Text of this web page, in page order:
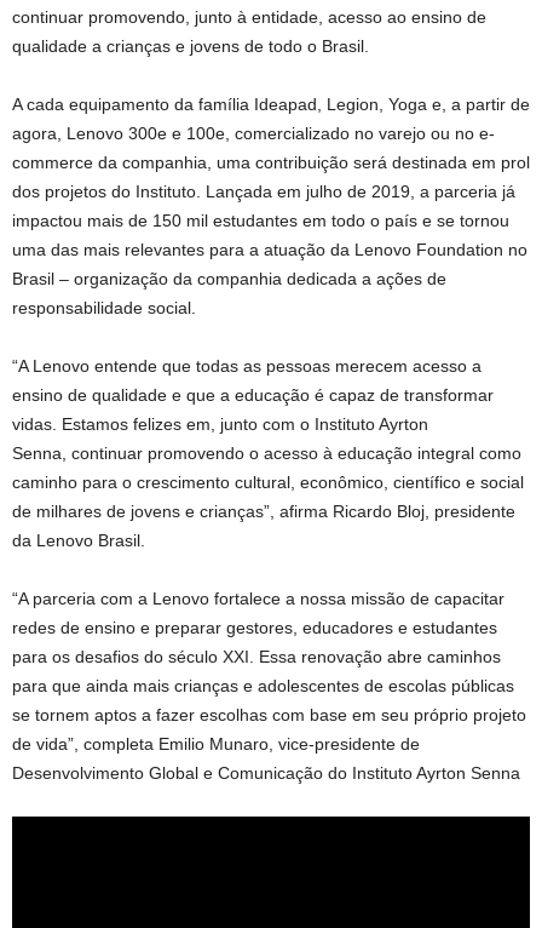
continuar promovendo, junto à entidade, acesso ao ensino de
qualidade a crianças e jovens de todo o Brasil.
A cada equipamento da família Ideapad, Legion, Yoga e, a partir de
agora, Lenovo 300e e 100e, comercializado no varejo ou no e-
commerce da companhia, uma contribuição será destinada em prol
dos projetos do Instituto. Lançada em julho de 2019, a parceria já
impactou mais de 150 mil estudantes em todo o país e se tornou
uma das mais relevantes para a atuação da Lenovo Foundation no
Brasil – organização da companhia dedicada a ações de
responsabilidade social.
“A Lenovo entende que todas as pessoas merecem acesso a
ensino de qualidade e que a educação é capaz de transformar
vidas. Estamos felizes em, junto com o Instituto Ayrton
Senna, continuar promovendo o acesso à educação integral como
caminho para o crescimento cultural, econômico, científico e social
de milhares de jovens e crianças”, afirma Ricardo Bloj, presidente
da Lenovo Brasil.
“A parceria com a Lenovo fortalece a nossa missão de capacitar
redes de ensino e preparar gestores, educadores e estudantes
para os desafios do século XXI. Essa renovação abre caminhos
para que ainda mais crianças e adolescentes de escolas públicas
se tornem aptos a fazer escolhas com base em seu próprio projeto
de vida”, completa Emilio Munaro, vice-presidente de
Desenvolvimento Global e Comunicação do Instituto Ayrton Senna